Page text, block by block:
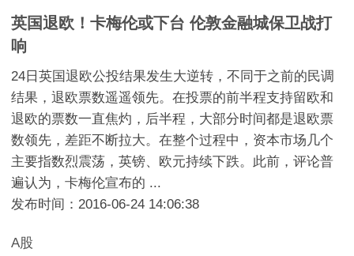
英国退欧！卡梅伦或下台 伦敦金融城保卫战打
响
24日英国退欧公投结果发生大逆转，不同于之前的民调
结果，退欧票数遥遥领先。在投票的前半程支持留欧和
退欧的票数一直焦灼，后半程，大部分时间都是退欧票
数领先，差距不断拉大。在整个过程中，资本市场几个
主要指数烈震荡，英镑、欧元持续下跌。此前，评论普
遍认为，卡梅伦宣布的 ...
发布时间：2016-06-24 14:06:38
A股